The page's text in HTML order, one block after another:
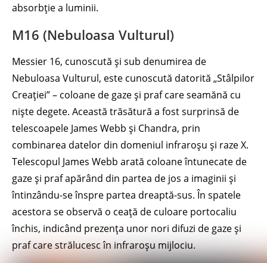
absorbție a luminii.
M16 (Nebuloasa Vulturul)
Messier 16, cunoscută și sub denumirea de
Nebuloasa Vulturul, este cunoscută datorită „Stâlpilor
Creației” – coloane de gaze și praf care seamănă cu
niște degete. Această trăsătură a fost surprinsă de
telescoapele James Webb și Chandra, prin
combinarea datelor din domeniul infraroșu și raze X.
Telescopul James Webb arată coloane întunecate de
gaze și praf apărând din partea de jos a imaginii și
întinzându-se înspre partea dreaptă-sus. În spatele
acestora se observă o ceață de culoare portocaliu
închis, indicând prezența unor nori difuzi de gaze și
praf care strălucesc în infraroșu mijlociu.